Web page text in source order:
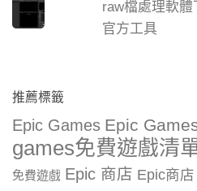
raw檔處理軟
官方工具
推薦標籤
Epic Games Epic
games免費遊戲清
免費遊戲 Epic 商店 Epic商店